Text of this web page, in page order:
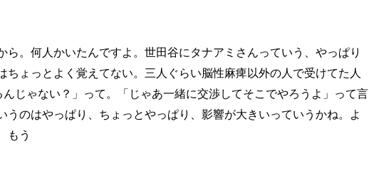
。何人かいたんですよ。世田谷にタナアミさんっていう、やっぱり
ょっとよく覚えてない。三人ぐらい脳性麻痺以外の人で受けてた人
じゃない？」って。「じゃあ一緒に交渉してそこでやろうよ」って言
のはやっぱり、ちょっとやっぱり、影響が大きいっていうかね。よ
もう